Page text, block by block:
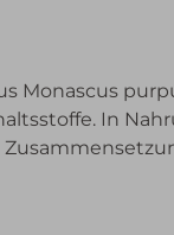
Monascus
In